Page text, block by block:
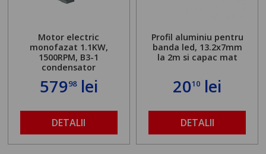
Motor electric
monofazat 1.1KW,
1500RPM, B3-1
condensator
57998lei
DETALII
Profil aluminiu pentru
banda led, 13.2x7mm
la 2m si capac mat
2010 lei
DETALII